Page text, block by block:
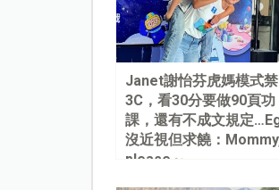
Janet謝怡芬虎媽模式禁
3C，看30分要做90頁功
課，還有不成文規定
沒近視但求饒：
please～